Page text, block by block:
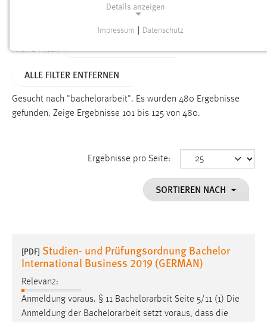
Aktive Filter:
ALLE FILTER ENTFERNEN
Gesucht nach "bachelorarbeit". Es wurden 480 Ergebnisse
gefunden. Zeige Ergebnisse 101 bis 125 von 480.
Ergebnisse pro Seite:
SORTIEREN NACH
[PDF] Studien- und Prüfungsordnung Bachelor
International Business 2019 (GERMAN)
Relevanz:
Anmeldung voraus. § 11 Bachelorarbeit Seite 5/11 (1) Die
Anmeldung der Bachelorarbeit setzt voraus, dass die
Details anzeigen
Funktionen und sind für die einwandfreie Funktion der
Einverständnis
cookie_consent
Dieser Cookie speichert die ausgewählten Einverständnis-
Name:
staticfilecache
Impressum Datenschutz